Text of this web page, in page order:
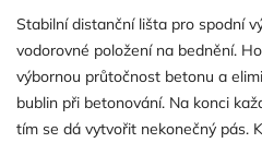
Stabilní distanční lišta pro spodní
vodorovné položení na bednění.
výbornou průtočnost betonu a
bublin při betonování. Na konci
tím se dá vytvořit nekonečný pás.